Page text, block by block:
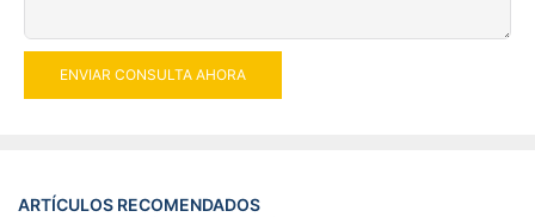
ENVIAR CONSULTA AHORA
ARTÍCULOS RECOMENDADOS